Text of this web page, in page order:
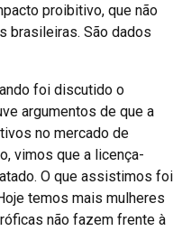
proibitivo, que não
brasileiras. São dados
foi discutido o
argumentos de que a
no mercado de
vimos que a licença-
O que assistimos foi
temos mais mulheres
não fazem frente à